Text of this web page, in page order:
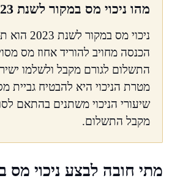
מהו ניכוי מס במקור לשנת 2023
ניכוי מס
הכנסה מחויב להוריד אחוז מס
התשלום לגורם מקבל ולשלמו
מטרת הניכוי היא להבטיח גביית
שיעורי הניכוי משתנים בהתאם
מקבל התשלום.
מתי חובה לבצע ניכוי מס